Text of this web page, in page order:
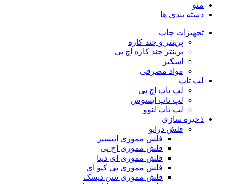
منو
دسته بندی ها
تجهیزات چاپ
پرینتر و چند کاره
پرینتر چند کاره اچ پی
اسکنر
مواد مصرفی
لپ تاپ
لپ تاپ اچ پی
لپ تاپ ایسوس
لپ تاپ لنوو
ذخیره سازی
فلش درایو
فلش مموری اپیسیر
فلش مموری اچ پی
فلش مموری ای دیتا
فلش مموری پی کیو آی
فلش مموری سن دیسک